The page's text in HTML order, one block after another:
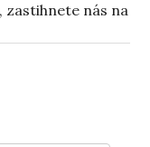
zastihnete nás na